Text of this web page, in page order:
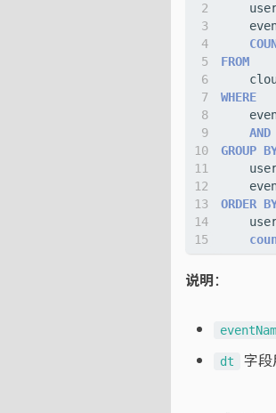
4
6
7
8
9
10
14
FROM
WHERE
AND
GROUP
ORDER
说明：
dt 字段